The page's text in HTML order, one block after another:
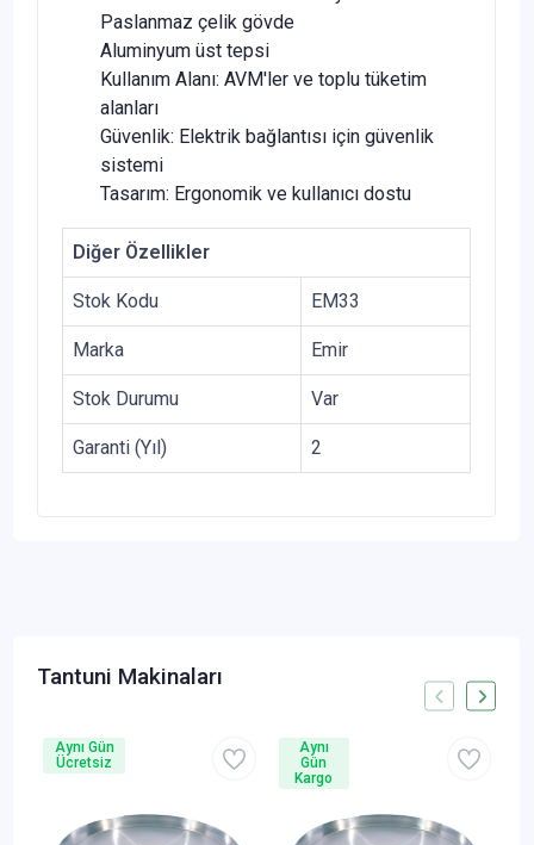
Paslanmaz çelik gövde
Aluminyum üst tepsi
Kullanım Alanı: AVM'ler ve toplu tüketim
alanları
Güvenlik: Elektrik bağlantısı için güvenlik
sistemi
Tasarım: Ergonomik ve kullanıcı dostu
Diğer Özellikler
Stok Kodu EM33
Marka Emir
Stok Durumu Var
Garanti (Yıl) 2
Tantuni Makinaları
Aynı Gün
Ücretsiz
Aynı
Gün
Kargo